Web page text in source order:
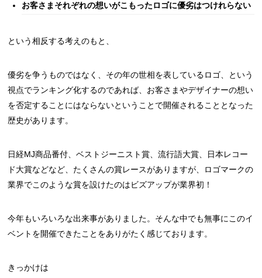
お客さまそれぞれの想いがこもったロゴに優劣はつけれらない
という相反する考えのもと、
優劣を争うものではなく、その年の世相を表しているロゴ、という
視点でランキング化するのであれば、お客さまやデザイナーの想い
を否定することにはならないということで開催されることとなった
歴史があります。
日経MJ商品番付、ベストジーニスト賞、流行語大賞、日本レコー
ド大賞などなど、たくさんの賞レースがありますが、ロゴマークの
業界でこのような賞を設けたのはビズアップが業界初！
今年もいろいろな出来事がありました。そんな中でも無事にこのイ
ベントを開催できたことをありがたく感じております。
きっかけは